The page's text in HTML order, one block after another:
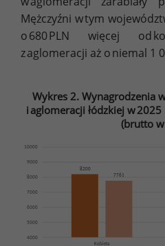
Mężczyźni w tym
o 680 PLN więcej od
z aglomeracji aż o niemal 1
Wykres 2. Wynagrodzenia
i aglomeracji łódzkiej w
(brutto w